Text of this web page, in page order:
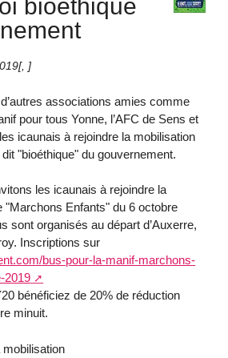
bioéthique
[, ]
associations amies comme
pour tous Yonne, l’AFC de Sens et
icaunais à rejoindre la mobilisation
"bioéthique" du gouvernement.
les icaunais à rejoindre la
"Marchons Enfants" du 6 octobre
sont organisés au départ d’Auxerre,
Inscriptions sur
bus-pour-la-manif-marchons-
2019
bénéficiez de 20% de réduction
minuit.